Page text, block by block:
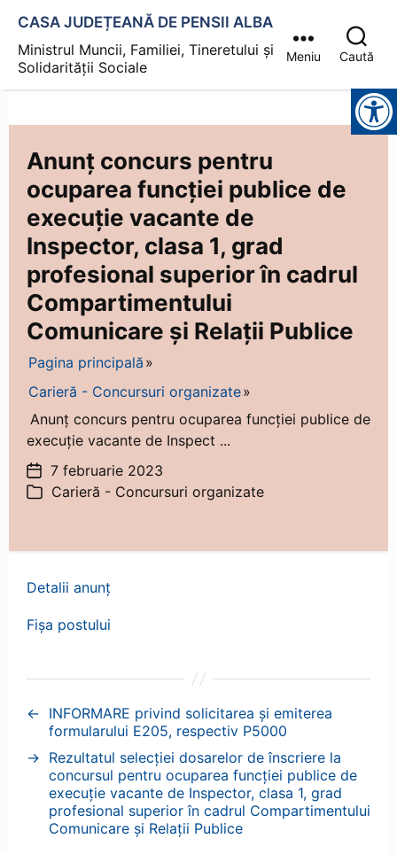
CASA JUDEȚEANĂ DE PENSII ALBA
Ministrul Muncii, Familiei, Tineretului și
Solidarității Sociale
Meniu Caută
Instrumente pentru accesibilitate
Anunț concurs pentru
ocuparea funcției publice de
execuție vacante de
Inspector, clasa 1, grad
profesional superior în cadrul
Compartimentului
Comunicare și Relații Publice
Pagina principală
Carieră - Concursuri organizate
Anunț concurs pentru ocuparea funcției publice de
execuție vacante de Inspect ...
Dată
articol
7 februarie 2023
Categorii
Carieră - Concursuri organizate
Detalii anunț
Fișa postului
← INFORMARE privind solicitarea și emiterea
formularului E205, respectiv P5000
→ Rezultatul selecției dosarelor de înscriere la
concursul pentru ocuparea funcției publice de
execuție vacante de Inspector, clasa 1, grad
profesional superior în cadrul Compartimentului
Comunicare și Relații Publice